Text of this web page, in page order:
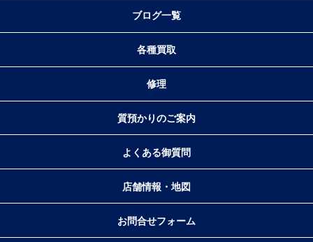
ブログ一覧
各種買取
修理
質預かりのご案内
よくある御質問
店舗情報・地図
お問合せフォーム